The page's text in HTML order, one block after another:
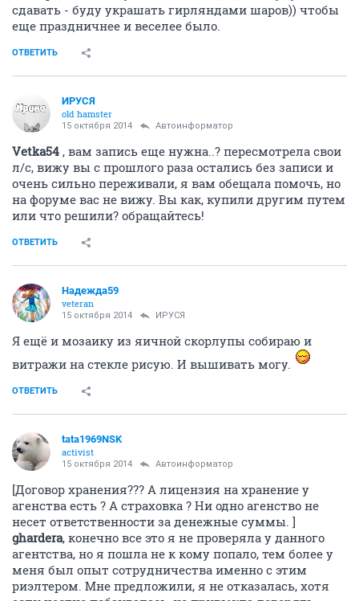
сдавать - буду украшать гирляндами шаров)) чтобы
еще праздничнее и веселее было.
ОТВЕТИТЬ
ИРУСЯ
old hamster
15 октября 2014 Автоинформатор
Vetka54 , вам запись еще нужна..? пересмотрела свои
л/с, вижу вы с прошлого раза остались без записи и
очень сильно переживали, я вам обещала помочь, но
на форуме вас не вижу. Вы как, купили другим путем
или что решили? обращайтесь!
ОТВЕТИТЬ
Надежда59
veteran
15 октября 2014 ИРУСЯ
Я ещё и мозаику из яичной скорлупы собираю и
витражи на стекле рисую. И вышивать могу.
ОТВЕТИТЬ
tata1969NSK
activist
15 октября 2014 Автоинформатор
[Договор хранения??? А лицензия на хранение у
агенства есть ? А страховка ? Ни одно агенство не
несет ответственности за денежные суммы. ]
ghardera, конечно все это я не проверяла у данного
агентства, но я пошла не к кому попало, тем более у
меня был опыт сотрудничества именно с этим
риэлтером. Мне предложили, я не отказалась, хотя